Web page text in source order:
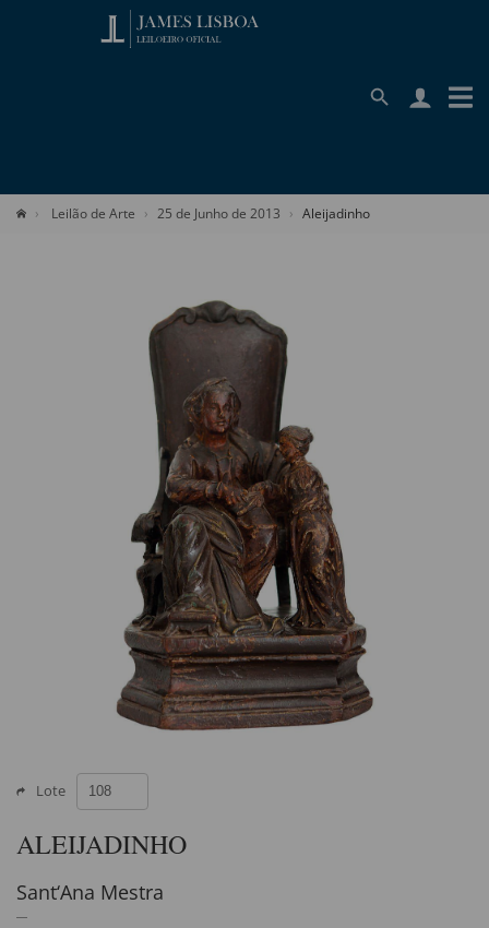
Leilão de Arte 25 de Junho de 2013 Aleijadinho
Lote
ALEIJADINHO
Sant‘Ana Mestra